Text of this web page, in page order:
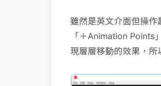
雖然是英文介面但操
「＋Animation Points
現層層移動的效果，所